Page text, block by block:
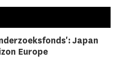
Japan
Europe